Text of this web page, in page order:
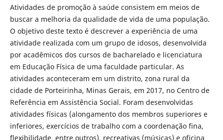
Atividades de promoção à saúde consistem em meios de
buscar a melhoria da qualidade de vida de uma população.
O objetivo deste texto é descrever a experiência de uma
atividade realizada com um grupo de idosos, desenvolvida
por acadêmicos dos cursos de bacharelado e licenciatura
em Educação Física de uma faculdade particular. As
atividades aconteceram em um distrito, zona rural da
cidade de Porteirinha, Minas Gerais, em 2017, no Centro de
Referência em Assistência Social. Foram desenvolvidas
atividades físicas (alongamento dos membros superiores e
inferiores, exercícios de trabalho com a coordenação fina,
flexibilidade, entre outros), recreativas (músicas) e oficina